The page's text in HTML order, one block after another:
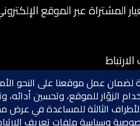
المشتراة عبر الموقع